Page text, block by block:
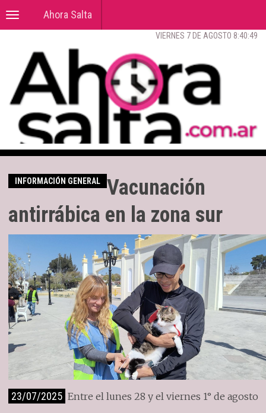
Toggle
navigation
Ahora Salta
VIERNES 7 DE AGOSTO 8:40:50
INFORMACIÓN GENERAL
Vacunación
antirrábica en la zona sur
23/07/2025 Entre el lunes 28 y el viernes 1° de agosto